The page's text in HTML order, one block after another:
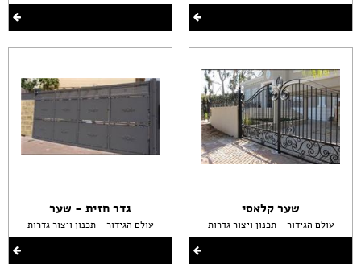
שער קלאסי
עולם הגידור - תכנון ויצור גדרות
גדר חזית - שער
עולם הגידור - תכנון ויצור גדרות